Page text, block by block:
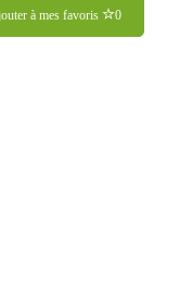
à mes favoris 0